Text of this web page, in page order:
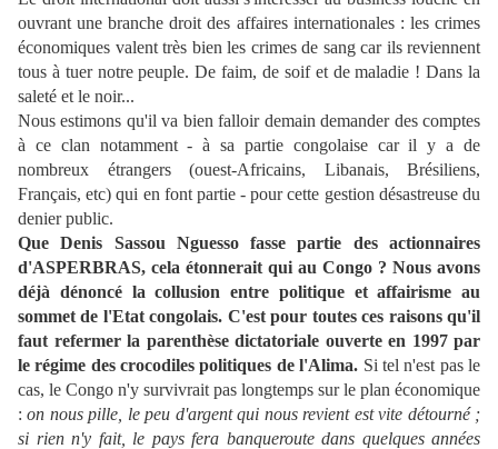
ouvrant une branche droit des affaires internationales : les crimes
économiques valent très bien les crimes de sang car ils reviennent
tous à tuer notre peuple. De faim, de soif et de maladie ! Dans la
saleté et le noir...
Nous estimons qu'il va bien falloir demain demander des comptes
à ce clan notamment - à sa partie congolaise car il y a de
nombreux étrangers (ouest-Africains, Libanais, Brésiliens,
Français, etc) qui en font partie - pour cette gestion désastreuse du
denier public.
Que Denis Sassou Nguesso fasse partie des actionnaires
d'ASPERBRAS, cela étonnerait qui au Congo ? Nous avons
déjà dénoncé la collusion entre politique et affairisme au
sommet de l'Etat congolais. C'est pour toutes ces raisons qu'il
faut refermer la parenthèse dictatoriale ouverte en 1997 par
le régime des crocodiles politiques de l'Alima. Si tel n'est pas le
cas, le Congo n'y survivrait pas longtemps sur le plan économique
:on nous pille, le peu d'argent qui nous revient est vite détourné ;
si rien n'y fait, le pays fera banqueroute dans quelques années